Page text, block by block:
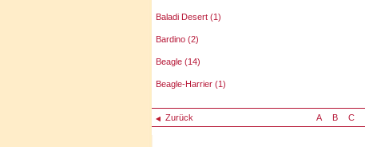
Baladi Desert (1)
Bardino (2)
Beagle (14)
Beagle-Harrier (1)
Zurück A B C